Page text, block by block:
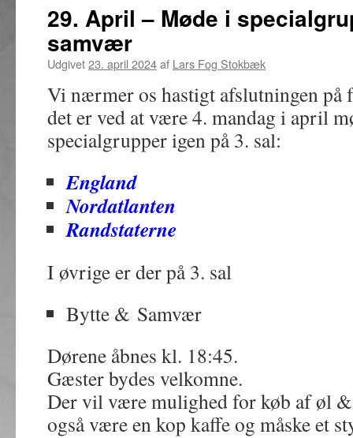
29. April – Møde i
samvær
Udgivet23. april 2024af Lars Fog Stokbæk
Vi nærmer os hastigt afslutningen på
det er ved at være 4. mandag i april
specialgrupper igen på 3. sal:
England
Nordatlanten
Randstaterne
I øvrige er der på 3. sal
Bytte & Samvær
Dørene åbnes kl. 18:45.
Gæster bydes velkomne.
Der vil være mulighed for køb af øl
også være en kop kaffe og måske et